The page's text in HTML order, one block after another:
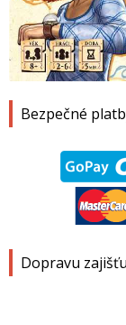
Bezpečné
Dopravu